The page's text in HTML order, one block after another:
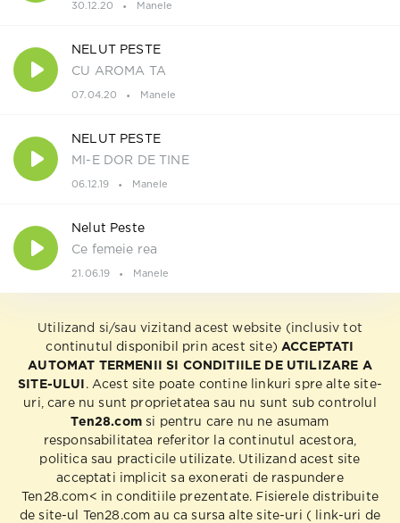
30.12.20 Manele
NELUT PESTE
CU AROMA TA
07.04.20 Manele
NELUT PESTE
MI-E DOR DE TINE
06.12.19 Manele
Nelut Peste
Ce femeie rea
21.06.19 Manele
Utilizand si/sau vizitand acest website (inclusiv tot
continutul disponibil prin acest site) ACCEPTATI
AUTOMAT TERMENII SI CONDITIILE DE UTILIZARE A
SITE-ULUI
. Acest site poate contine linkuri spre alte site-
uri, care nu sunt proprietatea sau nu sunt sub controlul
Ten28.comsi pentru care nu ne asumam
responsabilitatea referitor la continutul acestora,
politica sau practicile utilizate. Utilizand acest site
acceptati implicit sa exonerati de raspundere
Ten28.com< in conditiile prezentate. Fisierele distribuite
de site-ul Ten28.com au ca sursa alte site-uri ( link-uri de